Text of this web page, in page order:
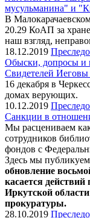
мусульманина" и
В
20.29 КоАП за
наш взгляд,
18.12.2019
Обыски, допросы и
Свидетелей Иеговы
16 декабря в
домах верующих.
10.12.2019
Санкции в
Мы расцениваем
сотрудников
фондов с
Здесь мы
обновление
касается
Иркутской
прокуратуры.
28.10.2019